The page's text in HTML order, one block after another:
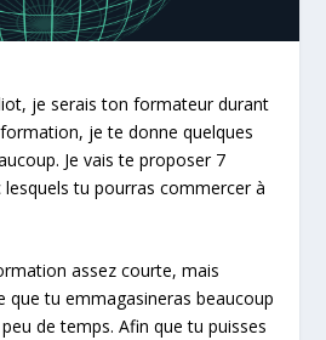
je serais ton formateur durant
je te donne quelques
Je vais te proposer 7
tu pourras commercer à
assez courte, mais
que tu emmagasineras beaucoup
de temps. Afin que tu puisses